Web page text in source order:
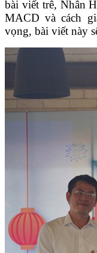
bài viết trê, Nhân
MACD và cách
vọng, bài viết này